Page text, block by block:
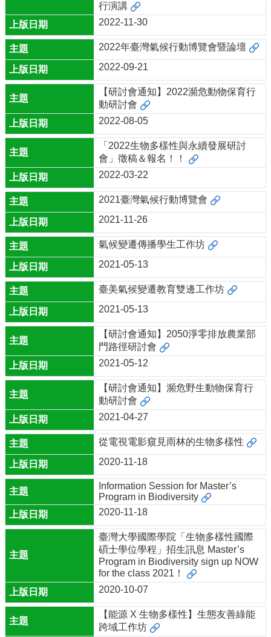
成
果
服
務
關
合
作
夥
伴
相
關
網
站
行演講
2022-11-30
2022年臺灣氣候行動博覽會暨論壇
2022-09-21
【研討會通知】2022瀕危動物保育行
動研討會
2022-08-05
「2022生物多樣性與永續發展研討
會」徵稿＆報名！！
2022-03-22
2021臺灣氣候行動博覽會
2021-11-26
氣候變遷傳播學生工作坊
2021-05-13
臺美氣候變遷教育雙邊工作坊
2021-05-13
【研討會通知】2050淨零排放農業部
門路徑研討會
2021-05-12
【研討會通知】瀕危野生動物保育行
動研討會
2021-04-27
從電視電影窺見雨林的生物多樣性
2020-11-18
Information Session for Master’s
Program in Biodiversity
2020-11-18
臺灣大學國際學院「生物多樣性國際
碩士學位學程」招生訊息 Master’s
Program in Biodiversity sign up NOW
for the class 2021！
2020-10-07
【能源 X 生物多樣性】生態友善綠能
跨域工作坊